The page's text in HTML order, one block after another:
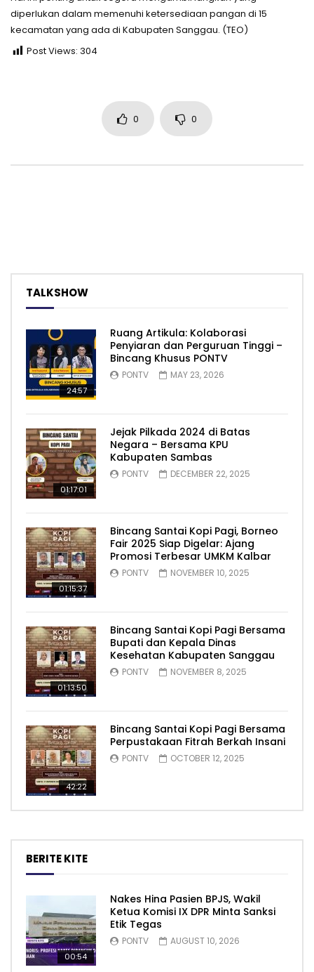
diperlukan dalam memenuhi ketersediaan pangan di 15
kecamatan yang ada di Kabupaten Sanggau. (TEO)
Post Views: 304
0 0
TALKSHOW
24:57
Ruang Artikula: Kolaborasi
Penyiaran dan Perguruan Tinggi –
Bincang Khusus PONTV
PONTV MAY 23, 2026
01:17:01
Jejak Pilkada 2024 di Batas
Negara – Bersama KPU
Kabupaten Sambas
PONTV DECEMBER 22, 2025
01:15:37
Bincang Santai Kopi Pagi, Borneo
Fair 2025 Siap Digelar: Ajang
Promosi Terbesar UMKM Kalbar
PONTV NOVEMBER 10, 2025
01:13:50
Bincang Santai Kopi Pagi Bersama
Bupati dan Kepala Dinas
Kesehatan Kabupaten Sanggau
PONTV NOVEMBER 8, 2025
42:22
Bincang Santai Kopi Pagi Bersama
Perpustakaan Fitrah Berkah Insani
PONTV OCTOBER 12, 2025
BERITE KITE
00:54
Nakes Hina Pasien BPJS, Wakil
Ketua Komisi IX DPR Minta Sanksi
Etik Tegas
PONTV AUGUST 10, 2026